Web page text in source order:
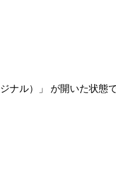
ナル）」 が開いた状態